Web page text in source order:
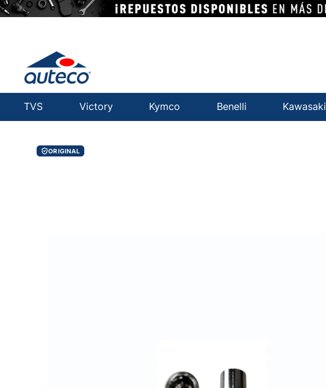
TVS Victory Kymco Benelli Kawasaki
ORIGINAL